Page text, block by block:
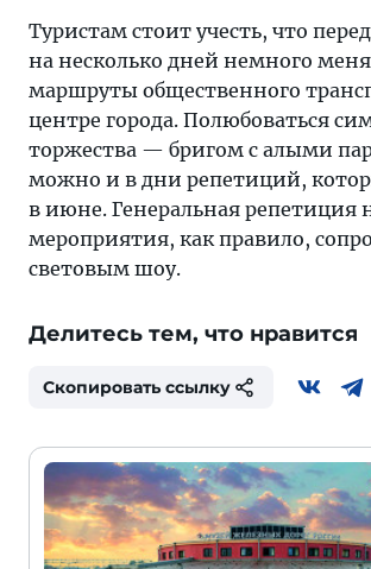
Туристам стоит учесть, что
на несколько дней немного
маршруты общественного
центре города. Полюбоваться
торжества — бригом с алыми
можно и в дни репетиций,
в июне. Генеральная репетиция
мероприятия, как правило,
световым шоу.
Делитесь тем, что нравится
Скопировать ссылку